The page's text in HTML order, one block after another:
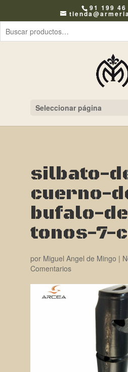
91 199 46
Seleccionar página
silbato-
cuerno-
bufalo-
tonos-7-
por Miguel Angel de Mingo |
Comentarios